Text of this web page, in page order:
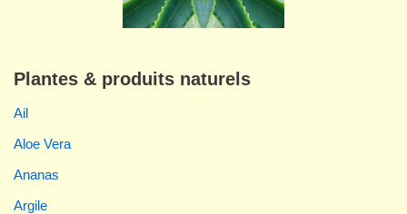
Plantes & produits naturels
Ail
Aloe Vera
Ananas
Argile